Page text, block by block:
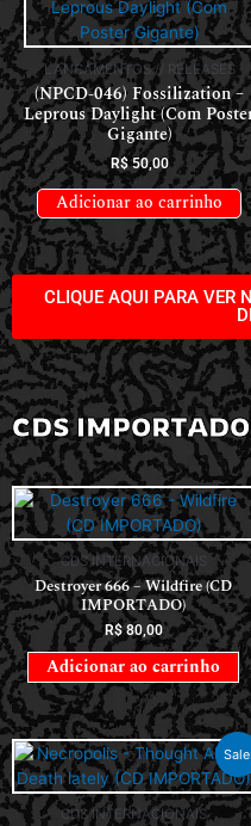
LANÇAMENTOS // RELEASES
(NPCD-046) Fossilization –
Leprous Daylight (Com
Gigante)
R$50,00
Adicionar ao carrinho
CLIQUE AQUI PARA VER
CDS
CDS INTERNACIONAIS
Destroyer 666 – Wildfire (CD
IMPORTADO)
R$80,00
Adicionar ao carrinho
CDS INTERNACIONAIS